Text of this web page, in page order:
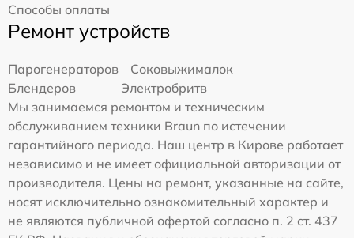
Способы оплаты
Ремонт устройств
Парогенераторов
Соковыжималок
Блендеров
Электробритв
Мы занимаемся ремонтом и техническим
обслуживанием техники Braun по истечении
гарантийного периода. Наш центр в Кирове работает
независимо и не имеет официальной авторизации от
производителя. Цены на ремонт, указанные на сайте,
носят исключительно ознакомительный характер и
не являются публичной офертой согласно п. 2 ст. 437